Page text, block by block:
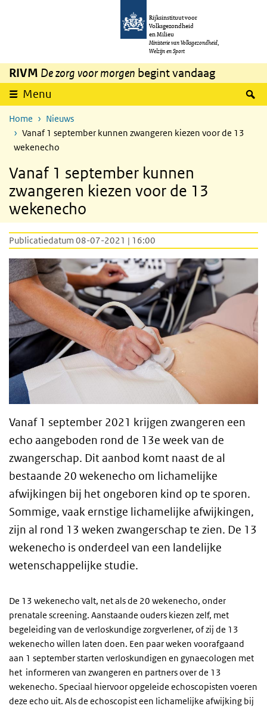
Overslaan en naar de inhoud gaan
Rijksinstituut voor
Volksgezondheid
en Milieu
Ministerie van Volksgezondheid,
Welzijn en Sport
RIVM De zorg voor morgen begint vandaag
Menu
Home
Nieuws
Vanaf 1 september kunnen zwangeren kiezen voor de 13
wekenecho
Vanaf 1 september kunnen
zwangeren kiezen voor de 13
wekenecho
Publicatiedatum 08-07-2021 | 16:00
Vanaf 1 september 2021 krijgen zwangeren een
echo aangeboden rond de 13e week van de
zwangerschap. Dit aanbod komt naast de al
bestaande 20 wekenecho om lichamelijke
afwijkingen bij het ongeboren kind op te sporen.
Sommige, vaak ernstige lichamelijke afwijkingen,
zijn al rond 13 weken zwangerschap te zien. De 13
wekenecho is onderdeel van een landelijke
wetenschappelijke studie.
De 13 wekenecho valt, net als de 20 wekenecho, onder
prenatale screening. Aanstaande ouders kiezen zelf, met
begeleiding van de verloskundige zorgverlener, of zij de 13
wekenecho willen laten doen. Een paar weken voorafgaand
aan 1 september starten verloskundigen en gynaecologen met
het informeren van zwangeren en partners over de 13
wekenecho. Speciaal hiervoor opgeleide echoscopisten voeren
deze echo uit. Als de echoscopist een lichamelijke afwijking bij